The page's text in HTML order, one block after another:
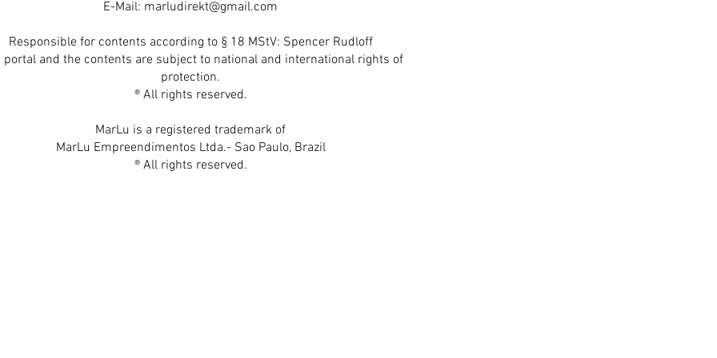
E-Mail: marludirekt@gmail.com
Responsible for contents according to § 18 MStV: Spencer Rudloff
portal and the contents are subject to national and international rights of
protection.
® All rights reserved.
MarLu is a registered trademark of
MarLu Empreendimentos Ltda.- Sao Paulo, Brazil
® All rights reserved.